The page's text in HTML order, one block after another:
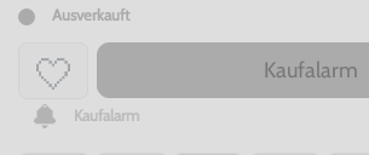
Ausverkauft
Kaufalarm
Kaufalarm